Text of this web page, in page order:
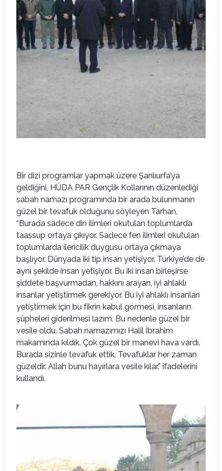
Bir dizi programlar yapmak üzere Şanlıurfa’ya
geldiğini, HÜDA PAR Gençlik Kollarının düzenlediği
sabah namazı programında bir arada bulunmanın
güzel bir tevafuk olduğunu söyleyen Tarhan,
“Burada sadece din ilimleri okutulan toplumlarda
taassup ortaya çıkıyor. Sadece fen ilimleri okutulan
toplumlarda ilericilik duygusu ortaya çıkmaya
başlıyor. Dünyada iki tip insan yetişiyor. Türkiye’de de
aynı şekilde insan yetişiyor. Bu iki insan birleşirse
şiddete başvurmadan, hakkını arayan, iyi ahlaklı
insanlar yetiştirmek gerekiyor. Bu iyi ahlaklı insanları
yetiştirmek için bu fikrin kabul görmesi, insanların
şüpheleri giderilmesi lazım. Bu nedenle güzel bir
vesile oldu. Sabah namazımızı Halil İbrahim
makamında kıldık. Çok güzel bir manevi hava vardı.
Burada sizinle tevafuk ettik. Tevafuklar her zaman
güzeldir. Allah bunu hayırlara vesile kılar.” ifadelerini
kullandı.